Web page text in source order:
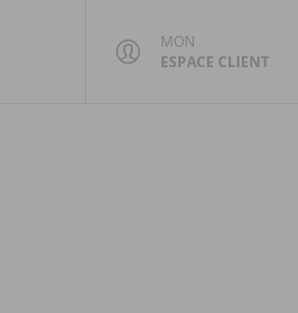
MON
ESPACE CLIENT